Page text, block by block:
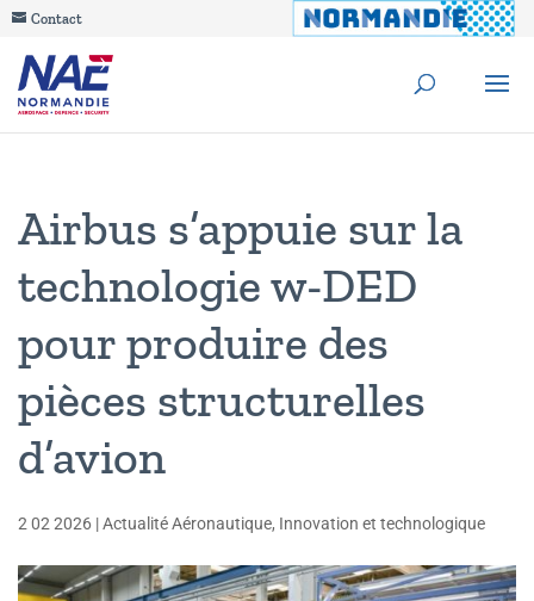
Contact
Airbus s’appuie sur la
technologie w-DED
pour produire des
pièces structurelles
d’avion
2 02 2026 |Actualité Aéronautique, Innovation et technologique